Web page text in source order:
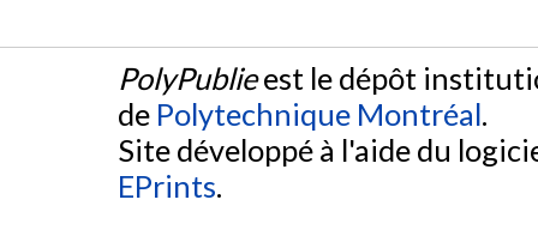
PolyPublieest le dépôt
de Polytechnique Montréal.
Site développé à l'aide du
EPrints.